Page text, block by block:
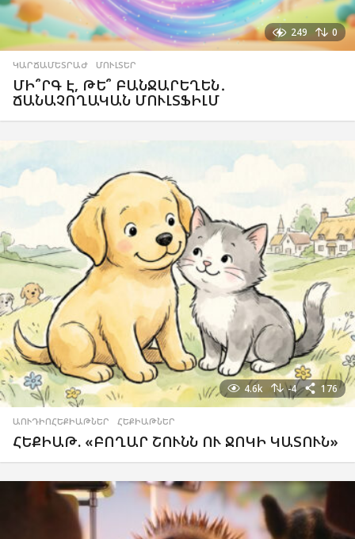
249 0
ԿԱՐՃԱՄԵՏՐԱԺ ,ՄՈՒԼՏԵՐ
ՄԻ՞ՐԳ Է, ԹԵ՞ ԲԱՆՋԱՐԵՂԵՆ․
ՃԱՆԱՉՈՂԱԿԱՆ ՄՈՒԼՏՖԻԼՄ
4.6k -4 176
ԱՈՒԴԻՈՀԵՔԻԱԹՆԵՐ ,ՀԵՔԻԱԹՆԵՐ
ՀԵՔԻԱԹ. «ԲՈՂԱՐ ՇՈՒՆՆ ՈՒ ՋՈԿԻ ԿԱՏՈՒՆ»